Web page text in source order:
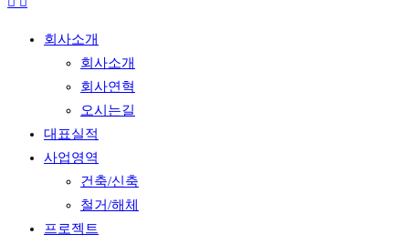
회사소개
회사소개
회사연혁
오시는길
대표실적
사업영역
건축/신축
철거/해체
프로젝트